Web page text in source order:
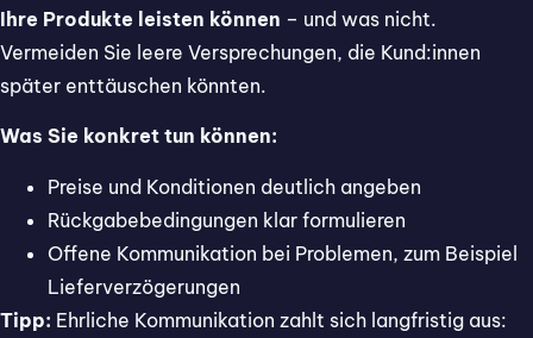
Ihre Produkte leisten können – und was nicht.
Vermeiden Sie leere Versprechungen, die Kund:innen
später enttäuschen könnten.
Was Sie konkret tun können:
Preise und Konditionen deutlich angeben
Rückgabebedingungen klar formulieren
Offene Kommunikation bei Problemen, zum Beispiel
Lieferverzögerungen
Tipp: Ehrliche Kommunikation zahlt sich langfristig aus: